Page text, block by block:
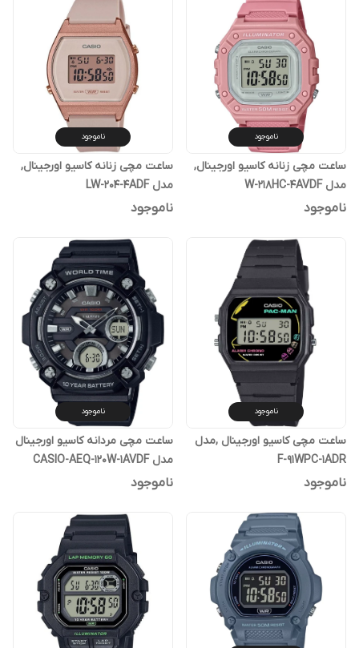
ناموجود
ساعت مچی زنانه کاسیو اورجینال,
مدل W-218HC-4AVDF
ناموجود
ناموجود
ساعت مچی زنانه کاسیو اورجینال,
مدل LW-204-4ADF
ناموجود
ناموجود
ساعت مچی کاسیو اورجینال ,مدل
F-91WPC-1ADR
ناموجود
ناموجود
ساعت مچی مردانه کاسیو اورجینال
مدل CASIO-AEQ-120W-1AVDF
ناموجود